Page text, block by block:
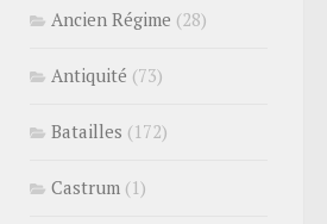
Ancien Régime (28)
Antiquité (73)
Batailles (172)
Castrum (1)